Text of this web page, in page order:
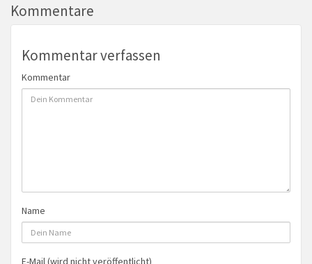
Kommentare
Kommentar verfassen
Kommentar
Name
E-Mail (wird nicht veröffentlicht)